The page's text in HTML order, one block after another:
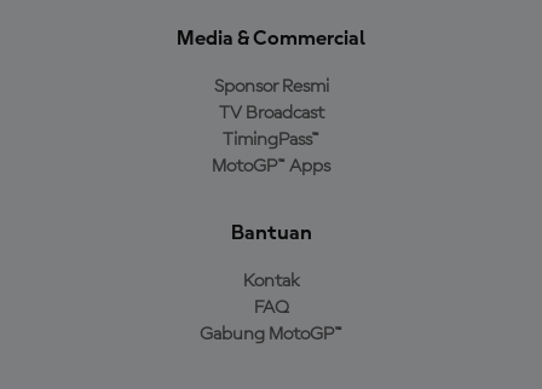
Media & Commercial
Sponsor Resmi
TV Broadcast
TimingPass™
MotoGP™ Apps
Bantuan
Kontak
FAQ
Gabung MotoGP™